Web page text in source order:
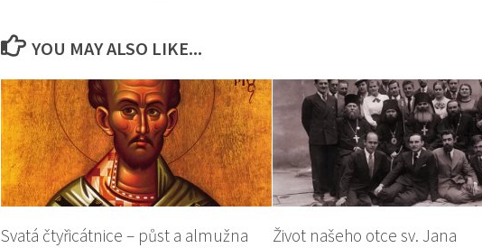
YOU MAY ALSO LIKE...
Svatá čtyřicátnice – půst a almužna
Život našeho otce sv. Jana